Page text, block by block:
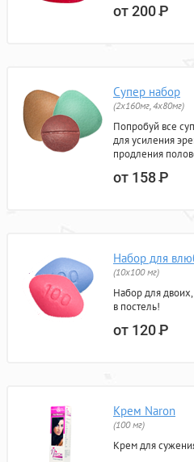
от 200Р
Супер набор
(2х160мг, 4х80мг)
Попробуй все
для усиления
продления
от 158Р
Набор для
(10х100 мг)
Набор для двоих,
в постель!
от 120Р
Крем Naron
(100 мг)
Крем для